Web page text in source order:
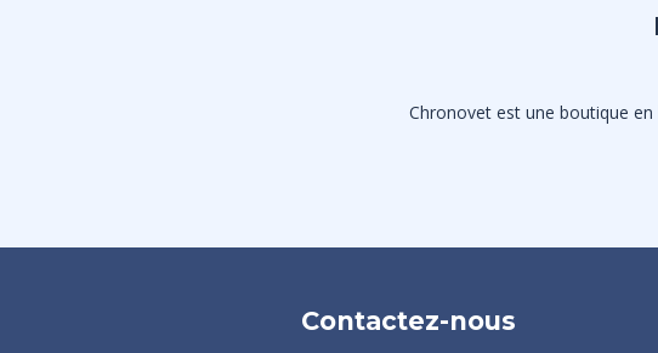
Chronovet est une boutique
Contactez-nous